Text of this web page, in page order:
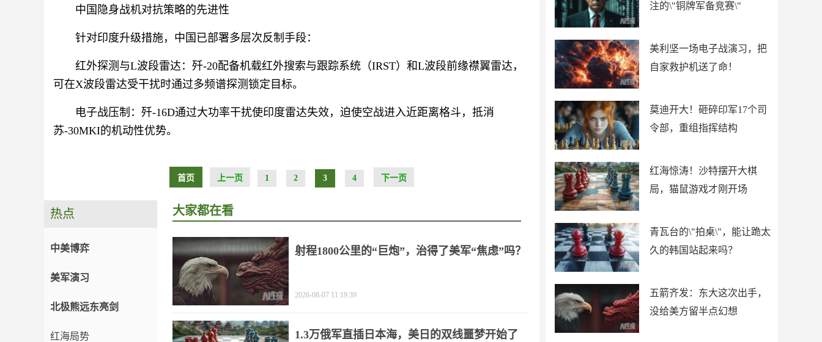
中国隐身战机对抗策略的先进性
针对印度升级措施，中国已部署多层次反制手段：
红外探测与L波段雷达：歼-20配备机载红外搜索与跟踪系统（IRST）和L波段前缘襟翼雷达，
可在X波段雷达受干扰时通过多频谱探测锁定目标。
电子战压制：歼-16D通过大功率干扰使印度雷达失效，迫使空战进入近距离格斗，抵消
苏-30MKI的机动性优势。
首页 上一页 1 2 3 4 下一页
注的\"铜牌军备竞赛\"
美利坚一场电子战演习，把
自家救护机送了命！
莫迪开大！砸碎印军17个司
令部，重组指挥结构
红海惊涛！沙特摆开大棋
局，猫鼠游戏才刚开场
青瓦台的\"拍桌\"，能让跪太
久的韩国站起来吗？
五箭齐发：东大这次出手，
没给美方留半点幻想
热点
中美博弈
美军演习
北极熊远东亮剑
红海局势
大家都在看
射程1800公里的“巨炮”，治得了美军“焦虑”吗？
2026-08-07 11:19:39
1.3万俄军直插日本海，美日的双线噩梦开始了